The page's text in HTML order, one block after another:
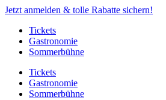
Jetzt anmelden & tolle Rabatte sichern!
Tickets
Gastronomie
Sommerbühne
Tickets
Gastronomie
Sommerbühne